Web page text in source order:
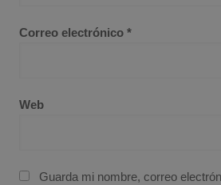
Correo electrónico *
Web
Guarda mi nombre, correo